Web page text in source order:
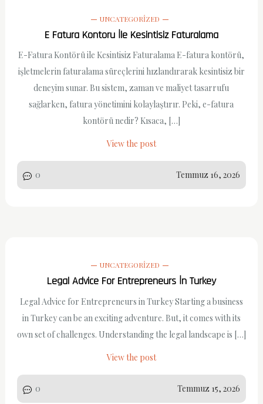
UNCATEGORIZED
E Fatura Kontoru İle Kesintisiz Faturalama
E-Fatura Kontörü ile Kesintisiz Faturalama E-fatura kontörü,
işletmelerin faturalama süreçlerini hızlandırarak kesintisiz bir
deneyim sunar. Bu sistem, zaman ve maliyet tasarrufu
sağlarken, fatura yönetimini kolaylaştırır. Peki, e-fatura
kontörü nedir? Kısaca, […]
View the post
0 Temmuz 16, 2026
UNCATEGORIZED
Legal Advice For Entrepreneurs İn Turkey
Legal Advice for Entrepreneurs in Turkey Starting a business
in Turkey can be an exciting adventure. But, it comes with its
own set of challenges. Understanding the legal landscape is […]
View the post
0 Temmuz 15, 2026